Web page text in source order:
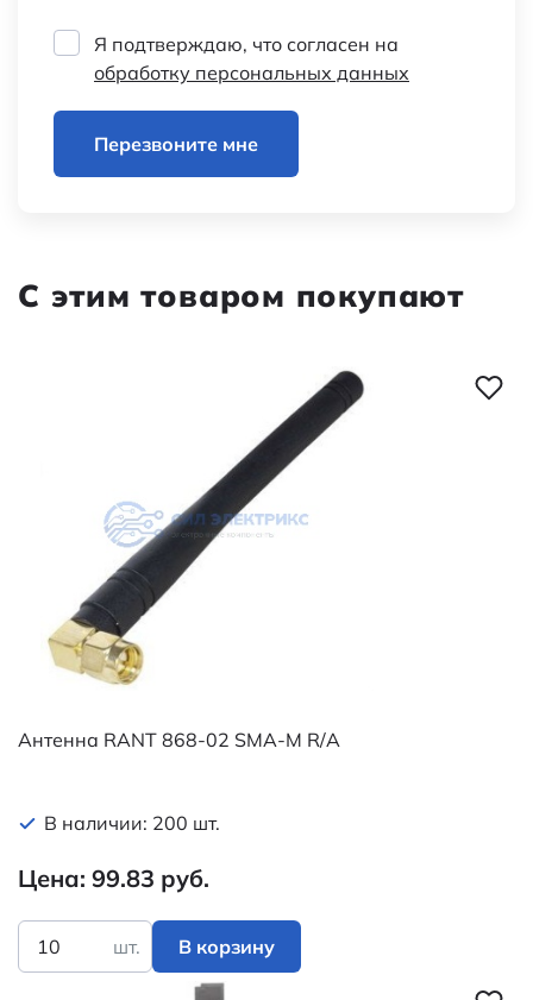
Я подтверждаю, что согласен на
обработку персональных данных
Перезвоните мне
С этим товаром покупают
Антенна RANT 868-02 SMA-M R/A
В наличии: 200 шт.
Цена: 99.83 руб.
шт. В корзину